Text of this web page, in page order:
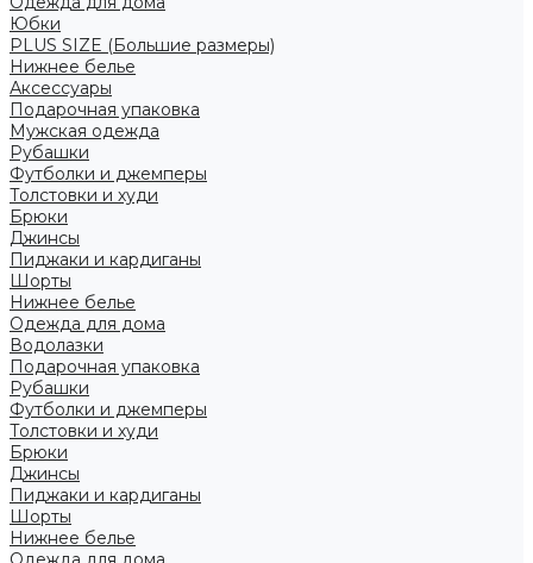
Юбки
PLUS SIZE (Большие размеры)
Нижнее белье
Аксессуары
Подарочная упаковка
Мужская одежда
Рубашки
Футболки и джемперы
Толстовки и худи
Брюки
Джинсы
Пиджаки и кардиганы
Шорты
Нижнее белье
Одежда для дома
Водолазки
Подарочная упаковка
Рубашки
Футболки и джемперы
Толстовки и худи
Брюки
Джинсы
Пиджаки и кардиганы
Шорты
Нижнее белье